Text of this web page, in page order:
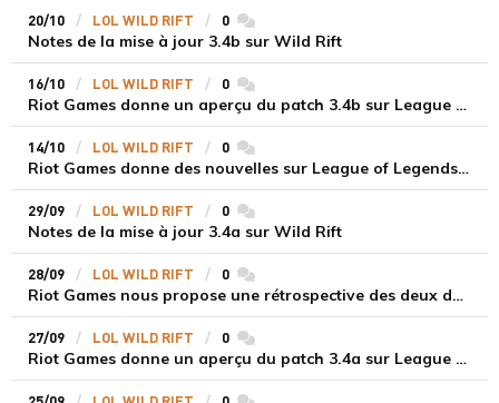
20/10 LOL WILD RIFT 0 commentaires
Notes de la mise à jour 3.4b sur Wild Rift
16/10 LOL WILD RIFT 0 commentaires
Riot Games donne un aperçu du patch 3.4b sur League of Legends Wild Rift
14/10 LOL WILD RIFT 0 commentaires
Riot Games donne des nouvelles sur League of Legends Wild Rift, sur la file légendaire et l'événement Cellules suprêmes
29/09 LOL WILD RIFT 0 commentaires
Notes de la mise à jour 3.4a sur Wild Rift
28/09 LOL WILD RIFT 0 commentaires
Riot Games nous propose une rétrospective des deux dernières années... en chiffres
27/09 LOL WILD RIFT 0 commentaires
Riot Games donne un aperçu du patch 3.4a sur League of Legends Wild Rift